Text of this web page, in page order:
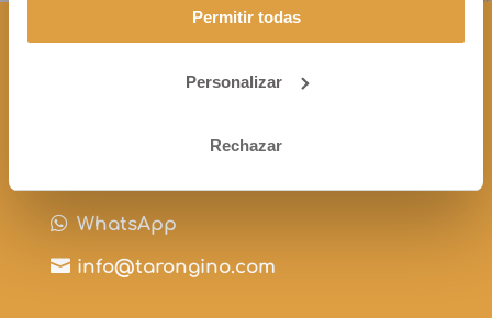
Permitir todas
Personalizar
Rechazar
CONTÁCTANOS
+34 963 172 344
 WhatsApp
 info@tarongino.com